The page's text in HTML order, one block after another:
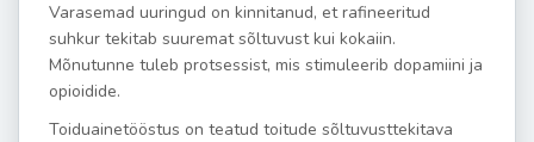
Varasemad uuringud on kinnitanud, et rafineeritud
suhkur tekitab suuremat sõltuvust kui kokaiin.
Mõnutunne tuleb protsessist, mis stimuleerib dopamiini ja
opioidide.
Toiduainetööstus on teatud toitude sõltuvusttekitava